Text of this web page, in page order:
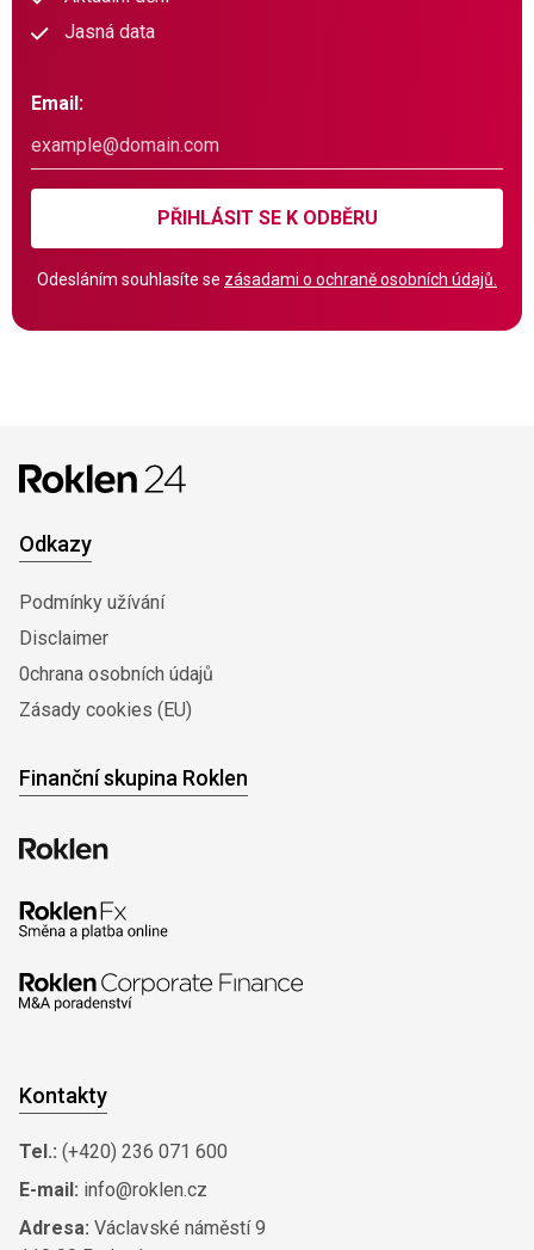
Jasná data
Email:
PŘIHLÁSIT SE K ODBĚRU
Odesláním souhlasíte se zásadami o ochraně osobních údajů.
Odkazy
Podmínky užívání
Disclaimer
0chrana osobních údajů
Zásady cookies (EU)
Finanční skupina Roklen
Kontakty
Tel.: (+420) 236 071 600
E-mail: info@roklen.cz
Adresa: Václavské náměstí 9